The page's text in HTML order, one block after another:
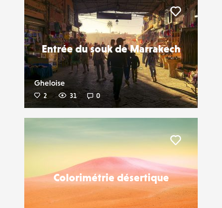
Entrée du souk de Marrakech
Gheloise
2 31 0
Liker
Colorimétrie désertique
Liker